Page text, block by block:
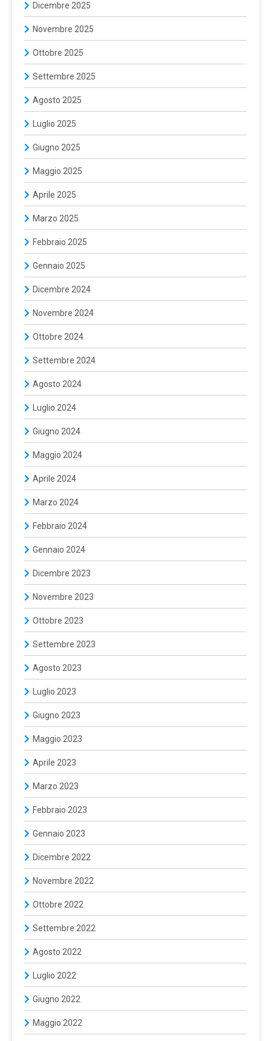
Dicembre 2025
Novembre 2025
Ottobre 2025
Settembre 2025
Agosto 2025
Luglio 2025
Giugno 2025
Maggio 2025
Aprile 2025
Marzo 2025
Febbraio 2025
Gennaio 2025
Dicembre 2024
Novembre 2024
Ottobre 2024
Settembre 2024
Agosto 2024
Luglio 2024
Giugno 2024
Maggio 2024
Aprile 2024
Marzo 2024
Febbraio 2024
Gennaio 2024
Dicembre 2023
Novembre 2023
Ottobre 2023
Settembre 2023
Agosto 2023
Luglio 2023
Giugno 2023
Maggio 2023
Aprile 2023
Marzo 2023
Febbraio 2023
Gennaio 2023
Dicembre 2022
Novembre 2022
Ottobre 2022
Settembre 2022
Agosto 2022
Luglio 2022
Giugno 2022
Maggio 2022